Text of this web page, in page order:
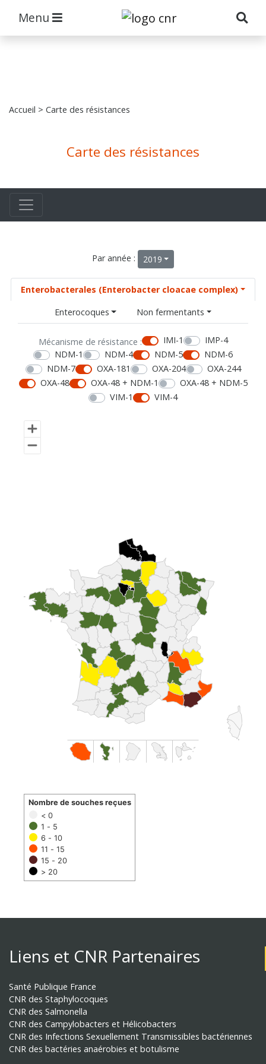
Menu
Accueil > Carte des résistances
Carte des résistances
Par année : 2019
Enterobacterales (Enterobacter cloacae complex)
Enterocoques
Non fermentants
Mécanisme de résistance : IMI-1
IMP-4
NDM-1
NDM-4 NDM-5
NDM-6
NDM-7
OXA-181 OXA-204
OXA-244
OXA-48
OXA-48 + NDM-1
OXA-48 + NDM-5
VIM-1
VIM-4
< 0
1 - 5
6 - 10
11 - 15
15 - 20
> 20
Nombre de souches reçues
Liens et CNR Partenaires
Santé Publique France
CNR des Staphylocoques
CNR des Salmonella
CNR des Campylobacters et Hélicobacters
CNR des Infections Sexuellement Transmissibles bactériennes
CNR des bactéries anaérobies et botulisme